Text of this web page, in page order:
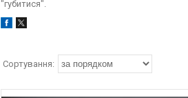
"губитися".